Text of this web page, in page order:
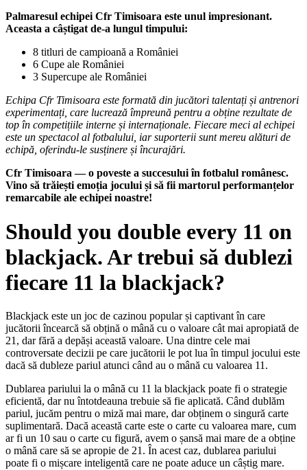
Palmaresul echipei Cfr Timisoara este unul impresionant.
Aceasta a câștigat de-a lungul timpului:
8 titluri de campioană a României
6 Cupe ale României
3 Supercupe ale României
Echipa Cfr Timisoara este formată din jucători talentați și antrenori
experimentați, care lucrează împreună pentru a obține rezultate de
top în competițiile interne și internaționale. Fiecare meci al echipei
este un spectacol al fotbalului, iar suporterii sunt mereu alături de
echipă, oferindu-le susținere și încurajări.
Cfr Timisoara — o poveste a succesului în fotbalul românesc.
Vino să trăiești emoția jocului și să fii martorul performanțelor
remarcabile ale echipei noastre!
Should you double every 11 on
blackjack. Ar trebui să dublezi
fiecare 11 la blackjack?
Blackjack este un joc de cazinou popular și captivant în care
jucătorii încearcă să obțină o mână cu o valoare cât mai apropiată de
21, dar fără a depăși această valoare. Una dintre cele mai
controversate decizii pe care jucătorii le pot lua în timpul jocului este
dacă să dubleze pariul atunci când au o mână cu valoarea 11.
Dublarea pariului la o mână cu 11 la blackjack poate fi o strategie
eficientă, dar nu întotdeauna trebuie să fie aplicată. Când dublăm
pariul, jucăm pentru o miză mai mare, dar obținem o singură carte
suplimentară. Dacă această carte este o carte cu valoarea mare, cum
ar fi un 10 sau o carte cu figură, avem o șansă mai mare de a obține
o mână care să se apropie de 21. În acest caz, dublarea pariului
poate fi o mișcare inteligentă care ne poate aduce un câștig mare.